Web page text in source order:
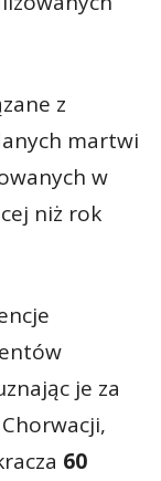
z
martwi
w
niż rok
je za
60